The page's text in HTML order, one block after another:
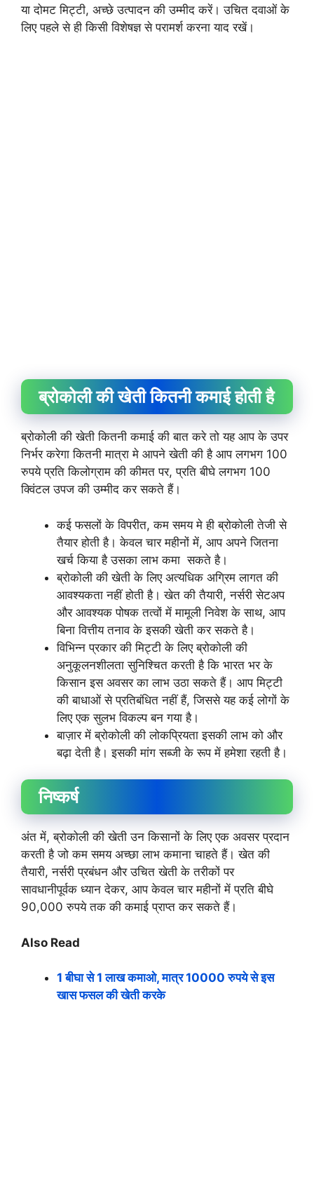
या दोमट मिट्टी, अच्छे उत्पादन की उम्मीद करें। उचित दवाओं के
लिए पहले से ही किसी विशेषज्ञ से परामर्श करना याद रखें।
ब्रोकोली की खेती कितनी कमाई होती है
ब्रोकोली की खेती कितनी कमाई की बात करे तो यह आप के उपर
निर्भर करेगा कितनी मात्रा मे आपने खेती की है आप लगभग 100
रुपये प्रति किलोग्राम की कीमत पर, प्रति बीघे लगभग 100
क्विंटल उपज की उम्मीद कर सकते हैं।
कई फसलों के विपरीत, कम समय मे ही ब्रोकोली तेजी से
तैयार होती है। केवल चार महीनों में, आप अपने जितना
खर्च किया है उसका लाभ कमा सकते है।
ब्रोकोली की खेती के लिए अत्यधिक अग्रिम लागत की
आवश्यकता नहीं होती है। खेत की तैयारी, नर्सरी सेटअप
और आवश्यक पोषक तत्वों में मामूली निवेश के साथ, आप
बिना वित्तीय तनाव के इसकी खेती कर सकते है।
विभिन्न प्रकार की मिट्टी के लिए ब्रोकोली की
अनुकूलनशीलता सुनिश्चित करती है कि भारत भर के
किसान इस अवसर का लाभ उठा सकते हैं। आप मिट्टी
की बाधाओं से प्रतिबंधित नहीं हैं, जिससे यह कई लोगों के
लिए एक सुलभ विकल्प बन गया है।
बाज़ार में ब्रोकोली की लोकप्रियता इसकी लाभ को और
बढ़ा देती है। इसकी मांग सब्जी के रूप में हमेशा रहती है।
निष्कर्ष
अंत में, ब्रोकोली की खेती उन किसानों के लिए एक अवसर प्रदान
करती है जो कम समय अच्छा लाभ कमाना चाहते हैं। खेत की
तैयारी, नर्सरी प्रबंधन और उचित खेती के तरीकों पर
सावधानीपूर्वक ध्यान देकर, आप केवल चार महीनों में प्रति बीघे
90,000 रुपये तक की कमाई प्राप्त कर सकते हैं।
Also Read
1 बीघा से 1 लाख कमाओ, मात्र 10000 रुपये से इस
खास फसल की खेती करके